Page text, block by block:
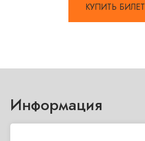
КУПИТЬ БИЛЕТ
Информация